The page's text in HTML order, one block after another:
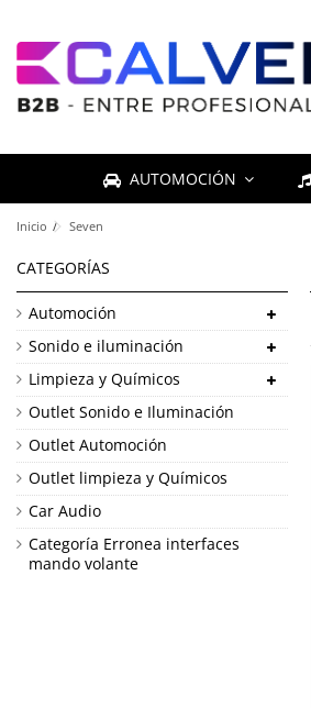
AUTOMOCIÓN
Inicio Seven
CATEGORÍAS
Automoción
Sonido e iluminación
Limpieza y Químicos
Outlet Sonido e Iluminación
Outlet Automoción
Outlet limpieza y Químicos
Car Audio
Categoría Erronea interfaces
mando volante